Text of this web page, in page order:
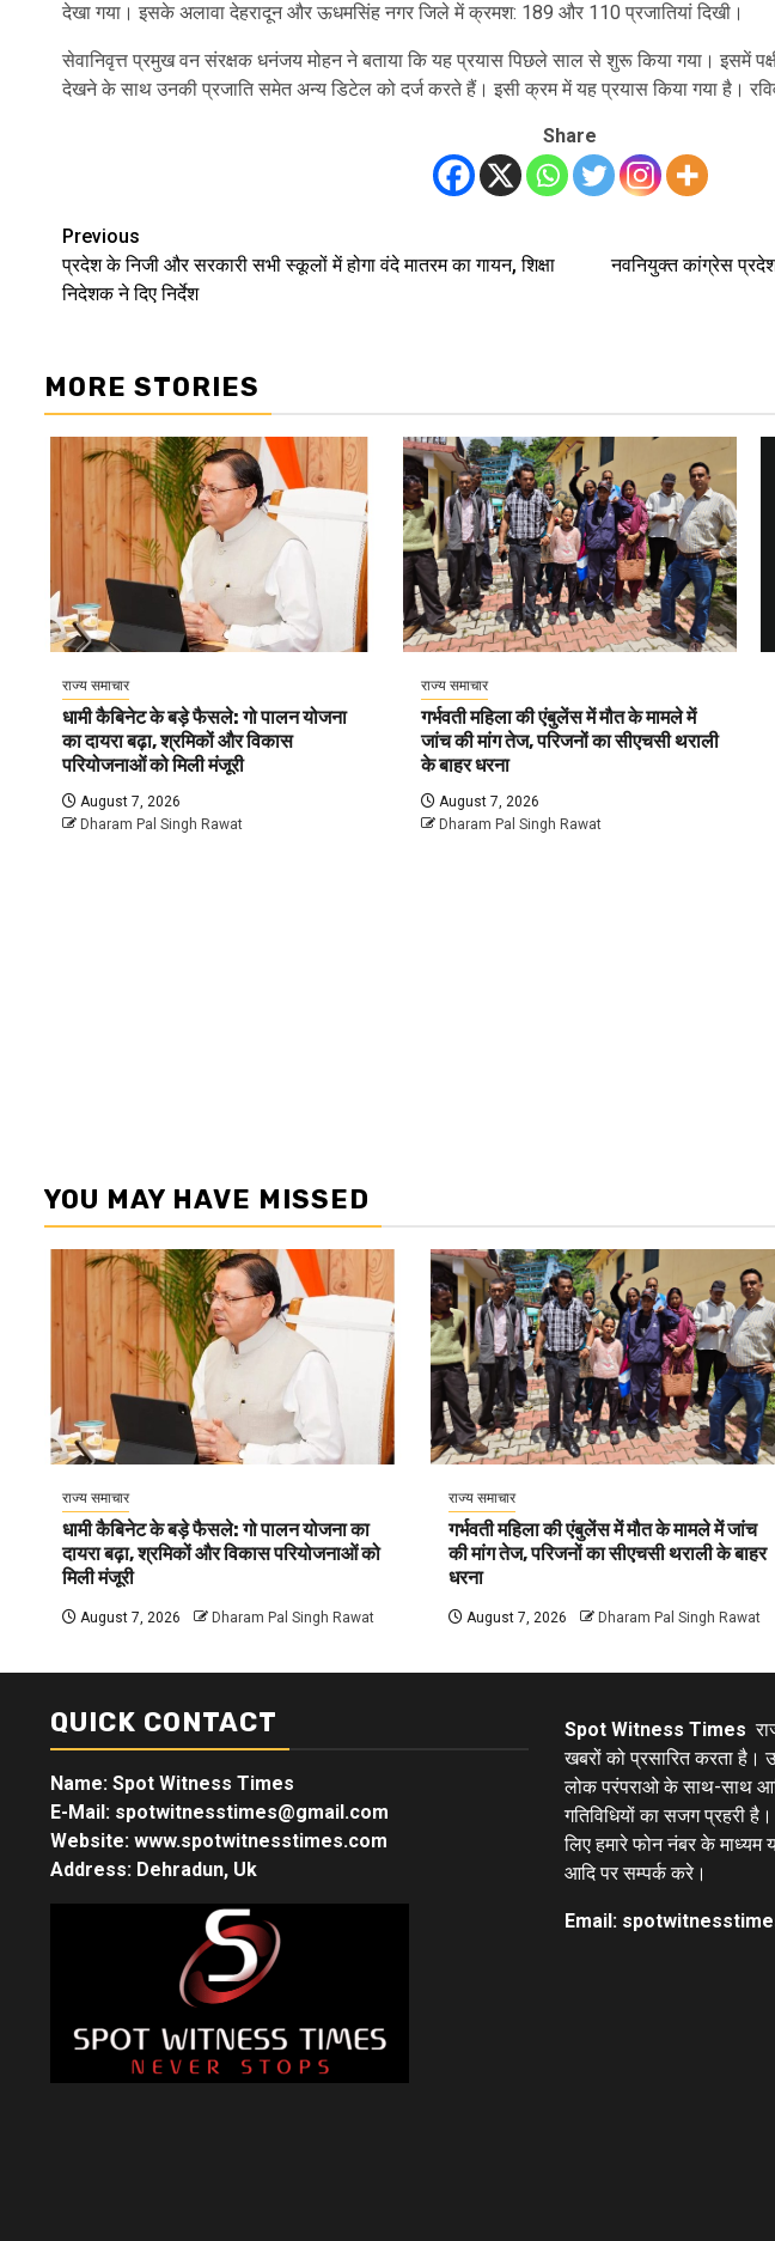
देखा गया। इसके अलावा देहरादून और ऊधमसिंह नगर जिले में क्रमश: 189 और 110 प्रजातियां दिखी।
सेवानिवृत्त प्रमुख वन संरक्षक धनंजय मोहन ने बताया कि यह प्रयास पिछले साल से शुरू किया गया। इसमें
देखने के साथ उनकी प्रजाति समेत अन्य डिटेल को दर्ज करते हैं। इसी क्रम में यह प्रयास किया गया है।
Share
Post
navigation
Previous
प्रदेश के निजी और सरकारी सभी स्कूलों में होगा वंदे मातरम का गायन, शिक्षा
निदेशक ने दिए निर्देश
नवनियुक्त कांग्रेस
MORE STORIES
राज्य समाचार
धामी कैबिनेट के बड़े फैसले: गो पालन योजना
का दायरा बढ़ा, श्रमिकों और विकास
परियोजनाओं को मिली मंजूरी
August 7, 2026
Dharam Pal Singh Rawat
राज्य समाचार
गर्भवती महिला की एंबुलेंस में मौत के मामले में
जांच की मांग तेज, परिजनों का सीएचसी थराली
के बाहर धरना
August 7, 2026
Dharam Pal Singh Rawat
YOU MAY HAVE MISSED
राज्य समाचार
धामी कैबिनेट के बड़े फैसले: गो पालन योजना का
दायरा बढ़ा, श्रमिकों और विकास परियोजनाओं को
मिली मंजूरी
August 7, 2026 Dharam Pal Singh Rawat
राज्य समाचार
गर्भवती महिला की एंबुलेंस में मौत के मामले में जांच
की मांग तेज, परिजनों का सीएचसी थराली के बाहर
धरना
August 7, 2026 Dharam Pal Singh Rawat
QUICK CONTACT
Name: Spot Witness Times
E-Mail: spotwitnesstimes@gmail.com
Website: www.spotwitnesstimes.com
Address: Dehradun, Uk
Spot Witness Times
खबरों को प्रसारित करता है।
लोक परंपराओ के साथ-साथ
गतिविधियों का सजग प्रहरी है।
लिए हमारे फोन नंबर के
आदि पर सम्पर्क करे।
Email: